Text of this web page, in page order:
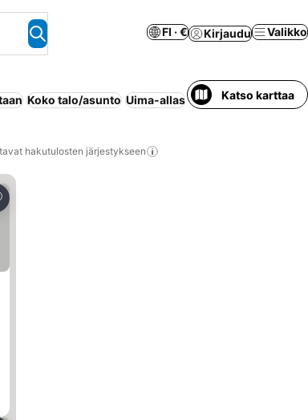
FI · € Kirjaudu Valikko
Koko talo/asunto Uima-allas Lemmikit sallittu
Katso karttaa
hakutulosten järjestykseen
suosikkeihin